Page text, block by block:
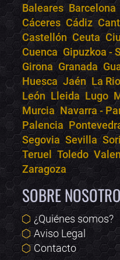
Baleares Barcelona
Cáceres Cádiz
Castellón Ceuta
Cuenca Gipuzkoa -
Girona Granada
Huesca Jaén La
León Lleida Lugo
Murcia Navarra -
Palencia
Segovia Sevilla
Teruel
Toledo
Zaragoza
SOBRE
¿Quiénes somos?
Aviso Legal
Contacto
Bololoco ·
Online · Te